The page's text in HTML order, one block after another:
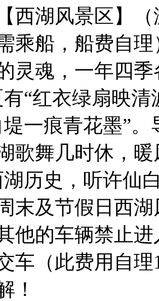
西湖风景区】
乘船，船费自
灵魂，一年四
“红衣绿扇映
堤一痕青花墨”
歌舞几时休，
湖历史，听许仙
末及节假日西
他的车辆禁止
车（此费用自
！